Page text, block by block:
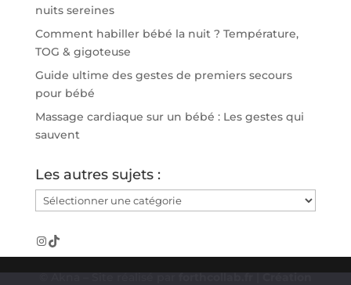
nuits sereines
Comment habiller bébé la nuit ? Température,
TOG & gigoteuse
Guide ultime des gestes de premiers secours
pour bébé
Massage cardiaque sur un bébé : Les gestes qui
sauvent
Les autres sujets :
Les
autres
sujets
Instagram
TikTok
© Akna – Site réalisé parforthcollab.fr|Création